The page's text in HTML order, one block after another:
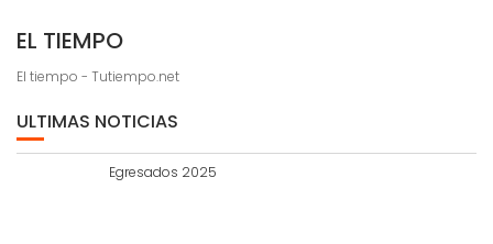
EL TIEMPO
El tiempo - Tutiempo.net
ULTIMAS NOTICIAS
Egresados 2025